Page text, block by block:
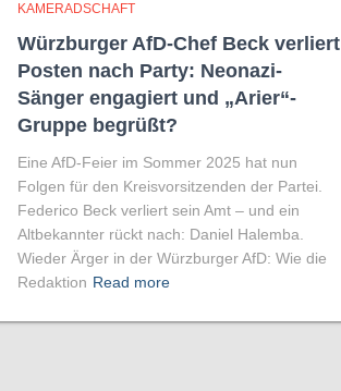
KAMERADSCHAFT
Würzburger AfD-Chef Beck verliert
Posten nach Party: Neonazi-
Sänger engagiert und „Arier“-
Gruppe begrüßt?
Eine AfD-Feier im Sommer 2025 hat nun
Folgen für den Kreisvorsitzenden der Partei.
Federico Beck verliert sein Amt – und ein
Altbekannter rückt nach: Daniel Halemba.
Wieder Ärger in der Würzburger AfD: Wie die
Redaktion Read more